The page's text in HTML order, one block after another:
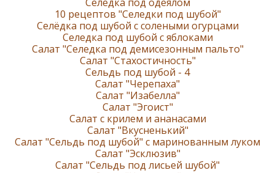
10 рецептов "Селедки под шубой"
Селёдка под шубой с солеными огурцами
Селедка под шубой с яблоками
Салат "Селедка под демисезонным пальто"
Салат "Стахостичность"
Сельдь под шубой - 4
Салат "Черепаха"
Салат "Изабелла"
Салат "Эгоист"
Салат с крилем и ананасами
Салат "Вкусненький"
Салат "Сельдь под шубой" с маринованным луком
Салат "Эсклюзив"
Салат "Сельдь под лисьей шубой"